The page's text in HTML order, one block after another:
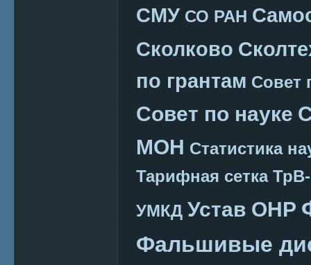
СМУ СО РАН
Сколково
по грантам Совет
Совет по науке
МОН Статистика
Тарифная сетка
УМКД Устав ОНР
Фальшивые